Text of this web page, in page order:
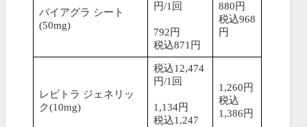
バイアグラ シート
(50mg)
円/1回
792円
税込871円
880円
税込968
円
レビトラ ジェネリッ
ク(10mg)
税込12,474
円/1回
1,134円
税込1,247
1,260円
税込
1,386円